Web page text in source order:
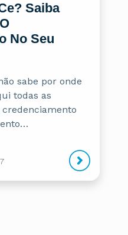
Saiba
No Seu
sabe por onde
todas as